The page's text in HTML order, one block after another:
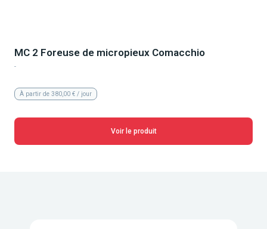
MC 2 Foreuse de micropieux Comacchio
-
À partir de 380,00 € / jour
Voir le produit